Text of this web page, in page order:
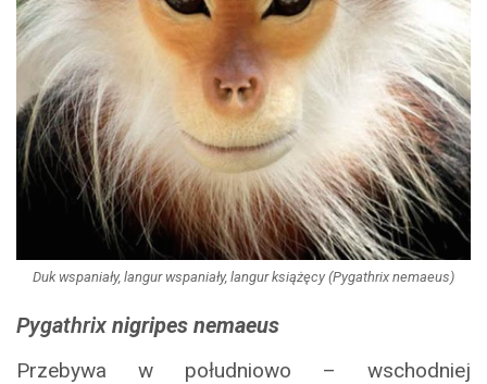
Duk wspaniały, langur wspaniały, langur książęcy (Pygathrix nemaeus)
Pygathrix nigripes nemaeus
Przebywa w południowo – wschodniej